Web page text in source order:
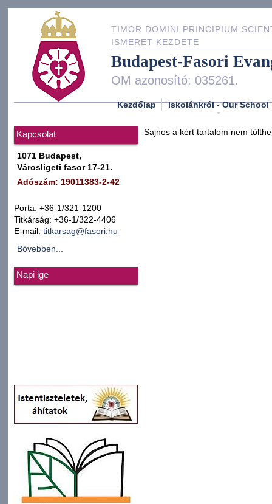
TIMOR DOMINI PRINCIPIUM
ISMERET KEZDETE
Budapest-Fasori
OM azonosító: 035261.
Kezdőlap Iskolánkról - Our School
Kapcsolat
1071 Budapest,
Városligeti fasor 17-21.
Adószám: 19011383-2-42
Porta: +36-1/321-1200
Titkárság: +36-1/322-4406
E-mail: titkarsag@fasori.hu
Bővebben...
Napi ige
Sajnos a kért tartalom nem